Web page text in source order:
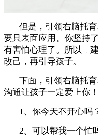
但是，引领右脑托
要只表面应用。你坚持
有害怕心理了。所以，
改己，再引导孩子。
下面，引领右脑托
沟通让孩子一定爱上你！
1、你今天不开心吗
2、可以帮我一个忙